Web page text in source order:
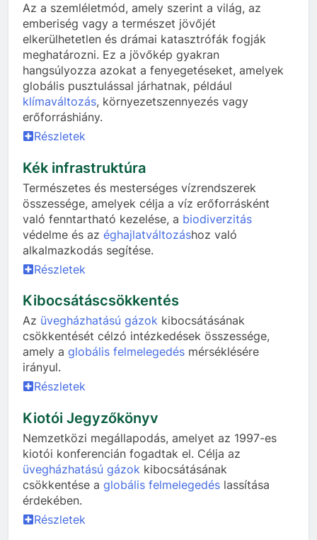
Az a szemléletmód, amely szerint a világ, az
emberiség vagy a természet jövőjét
elkerülhetetlen és drámai katasztrófák fogják
meghatározni. Ez a jövőkép gyakran
hangsúlyozza azokat a fenyegetéseket, amelyek
globális pusztulással járhatnak, például
klímaváltozás, környezetszennyezés vagy
erőforráshiány.
Részletek
Kék infrastruktúra
Természetes és mesterséges vízrendszerek
összessége, amelyek célja a víz erőforrásként
való fenntartható kezelése, a biodiverzitás
védelme és az éghajlatváltozáshoz való
alkalmazkodás segítése.
Részletek
Kibocsátáscsökkentés
Az üvegházhatású gázok kibocsátásának
csökkentését célzó intézkedések összessége,
amely a globális felmelegedés mérséklésére
irányul.
Részletek
Kiotói Jegyzőkönyv
Nemzetközi megállapodás, amelyet az 1997-es
kiotói konferencián fogadtak el. Célja az
üvegházhatású gázok kibocsátásának
csökkentése a globális felmelegedés lassítása
érdekében.
Részletek